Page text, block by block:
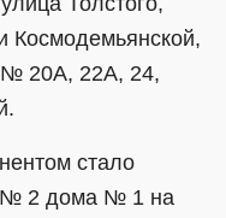
20А, 22А, 24,
стало
№ 2 дома № 1 на